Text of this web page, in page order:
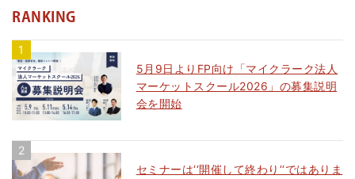
RANKING
5月9日よりFP向け「マイクラーク法人
マーケットスクール2026」の募集説明
会を開始
セミナーは‘‘開催して終わり‘‘ではありま